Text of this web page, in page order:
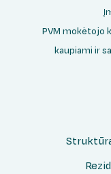
PVM mokėtojo
kaupiami ir